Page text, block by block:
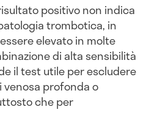
positivo non indica
trombotica, in
elevato in molte
di alta sensibilità
il test utile per escludere
venosa profonda o
che per